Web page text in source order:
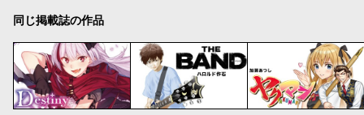
同じ掲載誌の作品